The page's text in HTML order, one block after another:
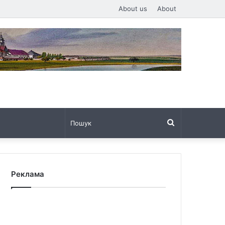
About us About
Реклама